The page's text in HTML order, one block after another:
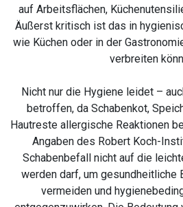
auf Arbeitsflächen,
Äußerst kritisch ist das in
wie Küchen oder in der
verbreiten
Nicht nur die Hygiene leidet –
betroffen, da Schabenkot,
Hautreste allergische Reaktionen
Angaben des Robert Koch-
Schabenbefall nicht auf die
werden darf, um gesundheitliche
vermeiden und